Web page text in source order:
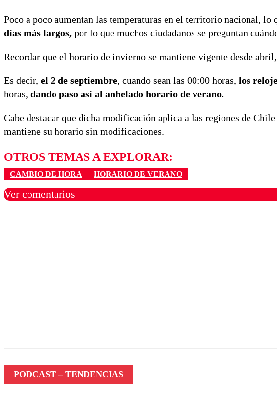
Poco a poco aumentan las temperaturas en el territorio nacional, lo
días más largos, por lo que muchos ciudadanos se preguntan
Recordar que el horario de invierno se mantiene vigente desde
Es decir, el 2 de septiembre, cuando sean las 00:00 horas, los
horas, dando paso así al anhelado horario de verano.
Cabe destacar que dicha modificación aplica a las regiones de
mantiene su horario sin modificaciones.
OTROS TEMAS A EXPLORAR:
CAMBIO DE HORA HORARIO DE VERANO
Ver comentarios
PODCAST – TENDENCIAS